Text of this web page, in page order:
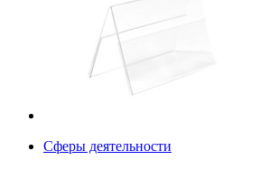
Сферы деятельности